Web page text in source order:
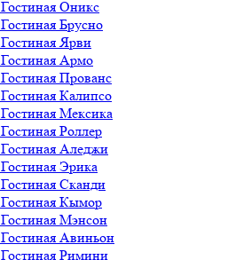
Гостиная Оникс
Гостиная Брусно
Гостиная Ярви
Гостиная Армо
Гостиная Прованс
Гостиная Калипсо
Гостиная Мексика
Гостиная Роллер
Гостиная Аледжи
Гостиная Эрика
Гостиная Сканди
Гостиная Кымор
Гостиная Мэнсон
Гостиная Авиньон
Гостиная Римини